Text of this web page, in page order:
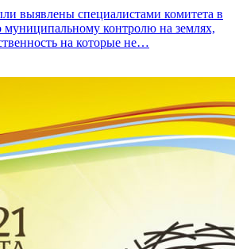
выявлены специалистами комитета в
муниципальному контролю на землях,
на которые не…